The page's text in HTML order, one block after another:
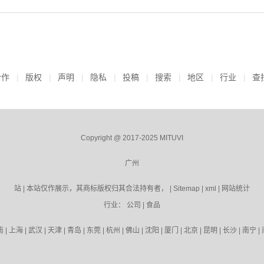
版权 声明 隐私 投稿 搜索 地区 行业 查
Copyright @ 2017-2025 MITUVI
广州
站 | 本站仅作展示，其商标版权归其合法持有者， | Sitemap xml
网站统计
行业： 公司 食品
上海| 武汉 天津| 青岛 东莞| 杭州 佛山 沈阳 厦门 北京| 昆明 长沙| 南宁